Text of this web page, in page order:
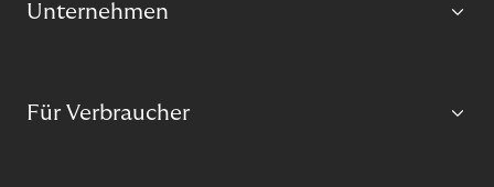
Unternehmen
Für Verbraucher